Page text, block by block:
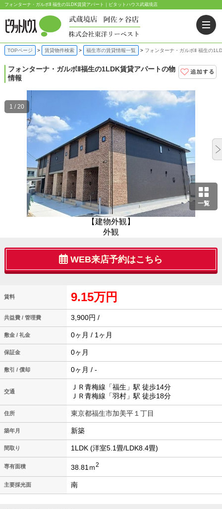
フォンターナ・ガルボⅡ 福生の1LDK賃貸アパート｜ピタットハウス武蔵境店
TOPページ 賃貸物件検索 福生市の賃貸情報一覧 フォンターナ・ガルボⅡ 福生の
フォンターナ・ガルボⅡ福生の1LDK賃貸アパートの物
情報
一覧
【建物外観】
外観
1 / 20
WEB来店予約はこちら
賃料 9.15万円
共益費 / 管理費 3,900円 /
敷金 / 礼金 0ヶ月 / 1ヶ月
保証金 0ヶ月
敷引 / 償却 0ヶ月 / -
交通
ＪＲ青梅線「福生」駅 徒歩14分
ＪＲ青梅線「羽村」駅 徒歩18分
住所 東京都福生市加美平１丁目
築年月 新築
間取り 1LDK (洋室5.1畳/LDK8.4畳)
専有面積 38.81ｍ2
主要採光面 南